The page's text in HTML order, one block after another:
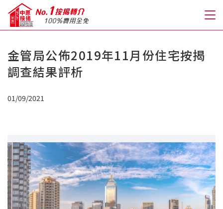
關於我們
免費開戶轉介服務
私人貸款
金管局公佈2019年11月份住宅按揭
調查結果評析
01/09/2021